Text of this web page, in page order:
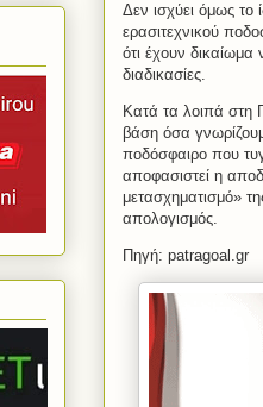
Δεν ισχύει όμως το
ερασιτεχνικού
ότι έχουν
διαδικασίες.
Κατά τα λοιπά στη
βάση όσα
ποδόσφαιρο που
αποφασιστεί η
μετασχηματισμό»
απολογισμός.
Πηγή: patragoal.gr